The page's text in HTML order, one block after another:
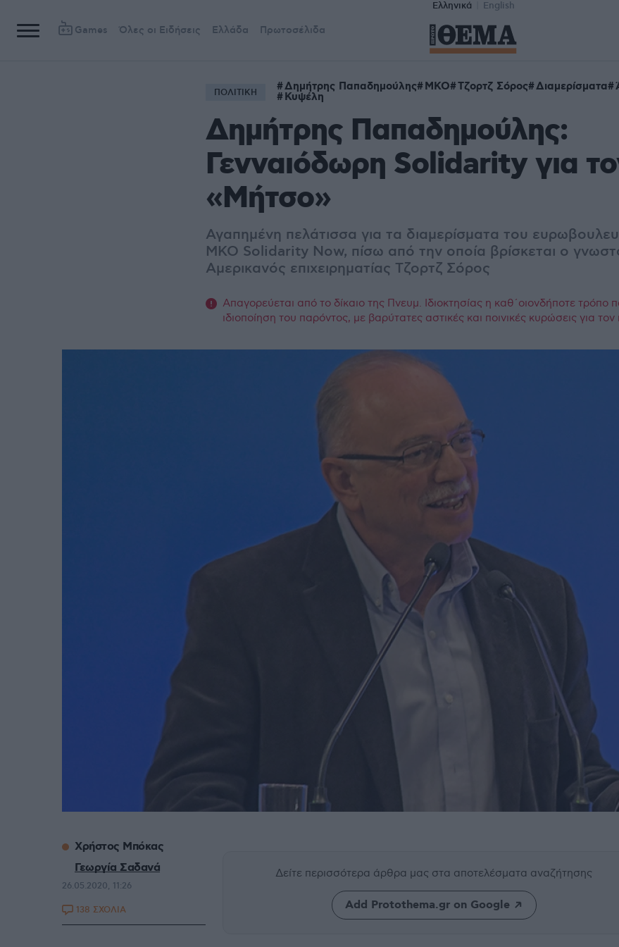
Ελληνικά English
Games Όλες οι Ειδήσεις Ελλάδα Πρωτοσέλιδα
ΠΟΛΙΤΙΚΗ Δημήτρης Παπαδημούλης ΜΚΟ Τζορτζ Σόρος Διαμερίσματα
Κυψέλη
Δημήτρης Παπαδημούλης:
Γενναιόδωρη Solidarity για
«Μήτσο»
Αγαπημένη πελάτισσα για τα διαμερίσματα του
ΜΚΟ Solidarity Now, πίσω από την οποία βρίσκεται ο
Αμερικανός επιχειρηματίας Τζορτζ Σόρος
Απαγορεύεται από το δίκαιο της Πνευμ. Ιδιοκτησίας η καθ΄οιονδήποτε
ιδιοποίηση του παρόντος, με βαρύτατες αστικές και ποινικές κυρώσεις για
Δείτε περισσότερα άρθρα μας στα αποτελέσματα αναζήτησης
Add Protothema.gr on Google
Xρήστος Μπόκας
Γεωργία Σαδανά
26.05.2020, 11:26
138 ΣΧΟΛΙΑ